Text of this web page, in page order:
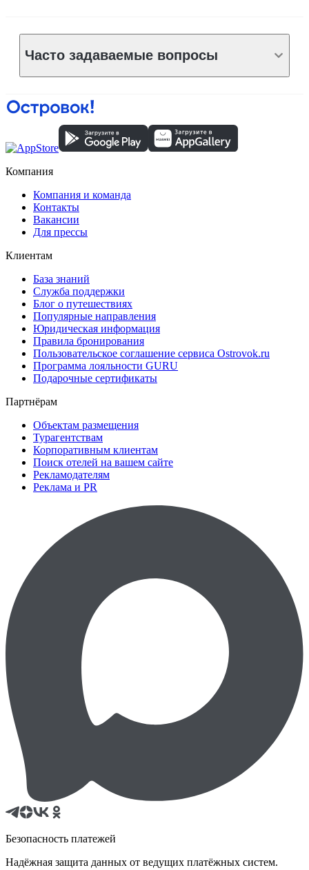
Часто задаваемые вопросы
Компания
Компания и команда
Контакты
Вакансии
Для прессы
Клиентам
База знаний
Служба поддержки
Блог о путешествиях
Популярные направления
Юридическая информация
Правила бронирования
Пользовательское соглашение сервиса Ostrovok.ru
Программа лояльности GURU
Подарочные сертификаты
Партнёрам
Объектам размещения
Турагентствам
Корпоративным клиентам
Поиск отелей на вашем сайте
Рекламодателям
Реклама и PR
Безопасность платежей
Надёжная защита данных от ведущих платёжных систем.